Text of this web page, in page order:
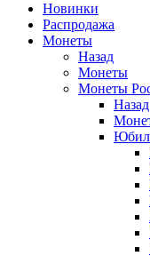
Новинки
Распродажа
Монеты
Назад
Монеты
Монеты
Назад